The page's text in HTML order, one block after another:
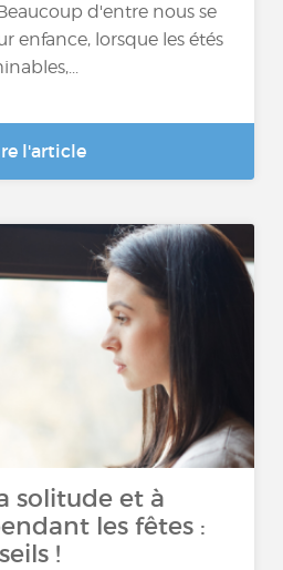
d'entre nous se
enfance, lorsque les étés
l'article
solitude et à
les fêtes :
!